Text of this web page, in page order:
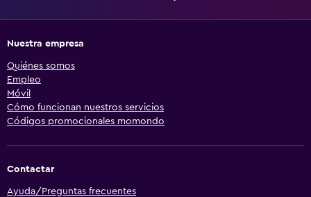
Nuestra empresa
Quiénes somos
Empleo
Móvil
Cómo funcionan nuestros servicios
Códigos promocionales momondo
Contactar
Ayuda/Preguntas frecuentes